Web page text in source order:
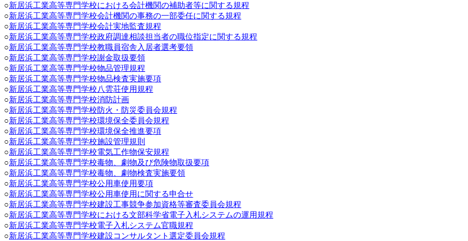
○新居浜工業高等専門学校における会計機関の補助者等に関する規程
○新居浜工業高等専門学校会計機関の事務の一部委任に関する規程
○新居浜工業高等専門学校会計実地監査規程
○新居浜工業高等専門学校政府調達相談担当者の職位指定に関する規程
○新居浜工業高等専門学校教職員宿舎入居者選考要領
○新居浜工業高等専門学校謝金取扱要領
○新居浜工業高等専門学校物品管理規程
○新居浜工業高等専門学校物品検査実施要項
○新居浜工業高等専門学校八雲荘使用規程
○新居浜工業高等専門学校消防計画
○新居浜工業高等専門学校防火・防災委員会規程
○新居浜工業高等専門学校環境保全委員会規程
○新居浜工業高等専門学校環境保全推進要項
○新居浜工業高等専門学校施設管理規則
○新居浜工業高等専門学校電気工作物保安規程
○新居浜工業高等専門学校毒物、劇物及び危険物取扱要項
○新居浜工業高等専門学校毒物、劇物検査実施要領
○新居浜工業高等専門学校公用車使用要項
○新居浜工業高等専門学校公用車使用に関する申合せ
○新居浜工業高等専門学校建設工事競争参加資格等審査委員会規程
○新居浜工業高等専門学校における文部科学省電子入札システムの運用規程
○新居浜工業高等専門学校電子入札システム官職規程
○新居浜工業高等専門学校建設コンサルタント選定委員会規程